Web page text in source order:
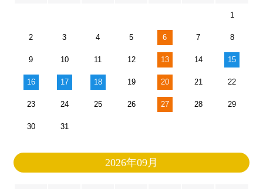
1
2 3 4 5 6 7 8
9 10 11 12 13 14 15
16 17 18 19 20 21 22
23 24 25 26 27 28 29
30 31
2026年09月